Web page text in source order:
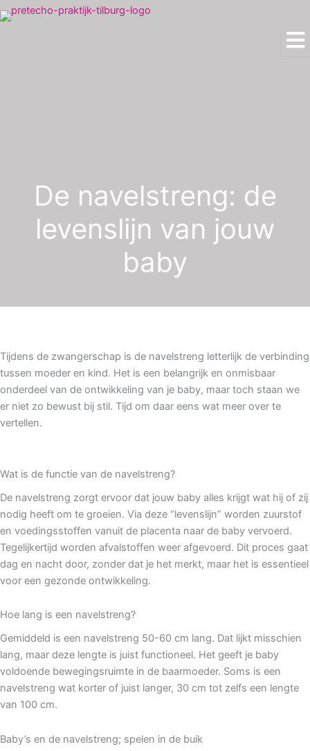
Ga
naar
De navelstreng: de
levenslijn van jouw
baby
Tijdens de zwangerschap is de navelstreng letterlijk de verbinding
tussen moeder en kind. Het is een belangrijk en onmisbaar
onderdeel van de ontwikkeling van je baby, maar toch staan we
er niet zo bewust bij stil. Tijd om daar eens wat meer over te
vertellen.
Wat is de functie van de navelstreng?
De navelstreng zorgt ervoor dat jouw baby alles krijgt wat hij of zij
nodig heeft om te groeien. Via deze “levenslijn” worden zuurstof
en voedingsstoffen vanuit de placenta naar de baby vervoerd.
Tegelijkertijd worden afvalstoffen weer afgevoerd. Dit proces gaat
dag en nacht door, zonder dat je het merkt, maar het is essentieel
voor een gezonde ontwikkeling.
Hoe lang is een navelstreng?
Gemiddeld is een navelstreng 50-60 cm lang. Dat lijkt misschien
lang, maar deze lengte is juist functioneel. Het geeft je baby
voldoende bewegingsruimte in de baarmoeder. Soms is een
navelstreng wat korter of juist langer, 30 cm tot zelfs een lengte
van 100 cm.
Baby’s en de navelstreng; spelen in de buik